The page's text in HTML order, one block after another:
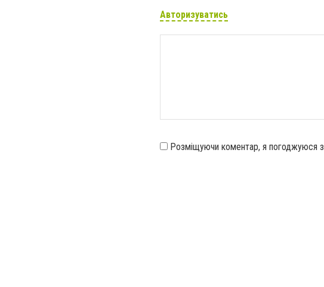
Авторизуватись
Розміщуючи коментар, я погоджуюся з